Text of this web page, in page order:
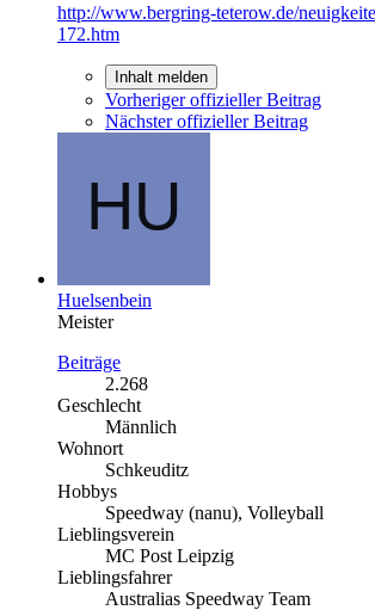
http://www.bergring-teterow.de/
172.htm
Inhalt melden
Vorheriger offizieller Beitrag
Nächster offizieller Beitrag
Huelsenbein
Meister
Beiträge
2.268
Geschlecht
Männlich
Wohnort
Schkeuditz
Hobbys
Speedway (nanu), Volleyball
Lieblingsverein
MC Post Leipzig
Lieblingsfahrer
Australias Speedway Team